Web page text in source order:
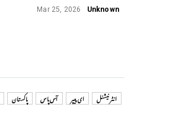
Unknown
Mar 25, 2026
انٹر نیشنل ای پیپر آس پاس پاکستان